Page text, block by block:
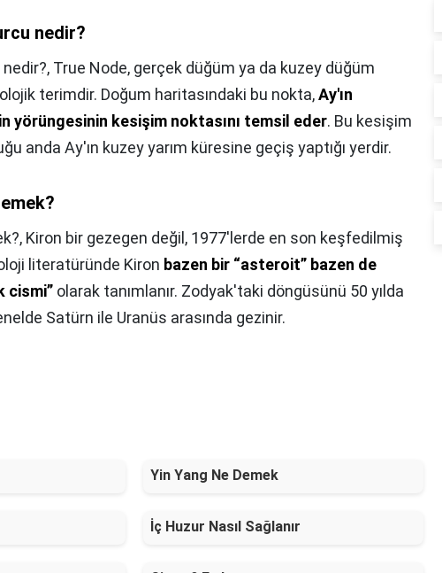
nedir?
True Node, gerçek düğüm ya da kuzey düğüm
terimdir. Doğum haritasındaki bu nokta,Ay'ın
yörüngesinin kesişim noktasını temsil eder. Bu kesişim
anda Ay'ın kuzey yarım küresine geçiş yaptığı yerdir.
Kiron bir gezegen değil, 1977'lerde en son keşfedilmiş
literatüründe Kiron bazen bir “asteroit” bazen de
cismi” olarak tanımlanır. Zodyak'taki döngüsünü 50 yılda
Satürn ile Uranüs arasında gezinir.
Yin Yang Ne Demek
İç Huzur Nasıl Sağlanır